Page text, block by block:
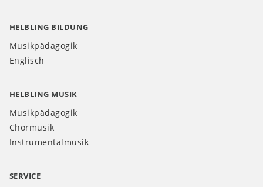
HELBLING BILDUNG
Musikpädagogik
Englisch
HELBLING MUSIK
Musikpädagogik
Chormusik
Instrumentalmusik
SERVICE